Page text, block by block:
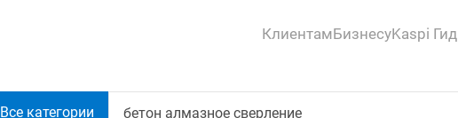
КлиентамБизнесуKaspi Гид
Все категории